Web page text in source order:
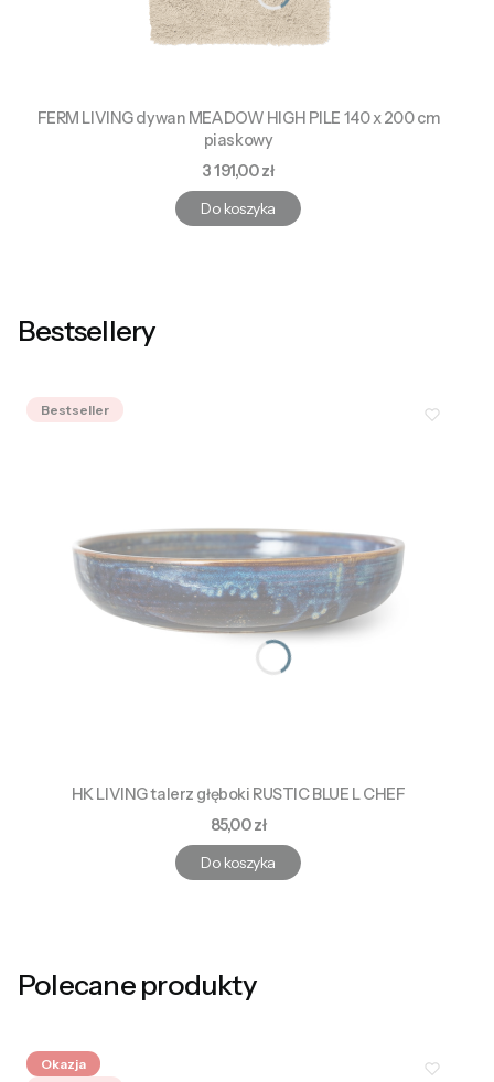
FERM LIVING dywan MEADOW HIGH PILE 140 x 200 cm
piaskowy
Cena
3 191,00 zł
Do koszyka
Bestsellery
Bestseller
HK LIVING talerz głęboki RUSTIC BLUE L CHEF
Cena
85,00 zł
Do koszyka
Polecane produkty
Okazja